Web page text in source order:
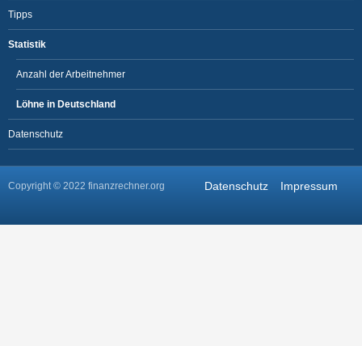
Tipps
Statistik
Anzahl der Arbeitnehmer
Löhne in Deutschland
Datenschutz
Copyright © 2022 finanzrechner.org Datenschutz Impressum